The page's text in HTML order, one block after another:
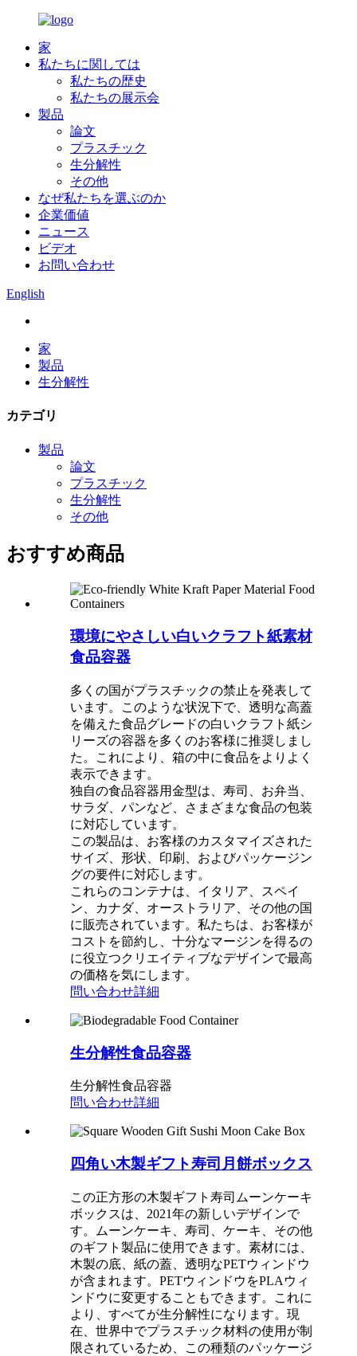
家
私たちに関しては
私たちの歴史
私たちの展示会
製品
論文
プラスチック
生分解性
その他
なぜ私たちを選ぶのか
企業価値
ニュース
ビデオ
お問い合わせ
English
家
製品
生分解性
カテゴリ
製品
論文
プラスチック
生分解性
その他
おすすめ商品
環境にやさしい白いクラフト紙素材
食品容器
多くの国がプラスチックの禁止を発表して
います。このような状況下で、透明な高蓋
を備えた食品グレードの白いクラフト紙シ
リーズの容器を多くのお客様に推奨しまし
た。これにより、箱の中に食品をよりよく
表示できます。
独自の食品容器用金型は、寿司、お弁当、
サラダ、パンなど、さまざまな食品の包装
に対応しています。
この製品は、お客様のカスタマイズされた
サイズ、形状、印刷、およびパッケージン
グの要件に対応します。
これらのコンテナは、イタリア、スペイ
ン、カナダ、オーストラリア、その他の国
に販売されています。私たちは、お客様が
コストを節約し、十分なマージンを得るの
に役立つクリエイティブなデザインで最高
の価格を気にします。
問い合わせ詳細
生分解性食品容器
生分解性食品容器
問い合わせ詳細
四角い木製ギフト寿司月餅ボックス
この正方形の木製ギフト寿司ムーンケーキ
ボックスは、2021年の新しいデザインで
す。ムーンケーキ、寿司、ケーキ、その他
のギフト製品に使用できます。素材には、
木製の底、紙の蓋、透明なPETウィンドウ
が含まれます。PETウィンドウをPLAウィ
ンドウに変更することもできます。これに
より、すべてが生分解性になります。現
在、世界中でプラスチック材料の使用が制
限されているため、この種類のパッケージ